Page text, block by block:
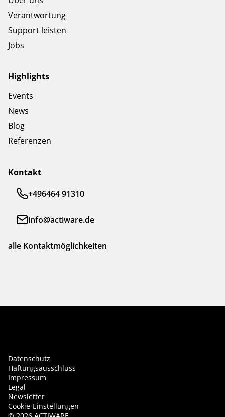
Verantwortung
Support leisten
Jobs
Highlights
Events
News
Blog
Referenzen
Kontakt
+496464 91310
info@actiware.de
alle Kontaktmöglichkeiten
Datenschutz
Haftungsausschluss
Impressum
Legal
Newsletter
Cookie-Einstellungen